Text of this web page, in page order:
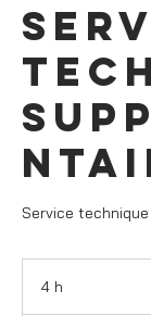
Service
4 h